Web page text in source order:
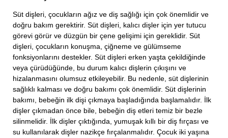
Süt dişleri, çocukların ağız ve diş sağlığı için çok önemlidir ve
doğru bakım gerektirir. Süt dişleri, kalıcı dişler için yer tutucu
görevi görür ve düzgün bir çene gelişimi için gereklidir. Süt
dişleri, çocukların konuşma, çiğneme ve gülümseme
fonksiyonlarını destekler. Süt dişleri erken yaşta çekildiğinde
veya çürüdüğünde, bu durum kalıcı dişlerin çıkışını ve
hizalanmasını olumsuz etkileyebilir. Bu nedenle, süt dişlerinin
sağlıklı kalması ve doğru bakımı çok önemlidir. Süt dişlerinin
bakımı, bebeğin ilk dişi çıkmaya başladığında başlamalıdır. İlk
dişler çıkmadan önce bile, bebeğin diş etleri temiz bir bezle
silinmelidir. İlk dişler çıktığında, yumuşak kıllı bir diş fırçası ve
su kullanılarak dişler nazikçe fırçalanmalıdır. Çocuk iki yaşına